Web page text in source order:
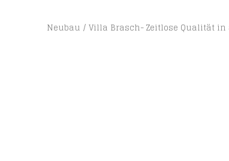
Neubau Villa Brasch- Zeitlose Qualität in